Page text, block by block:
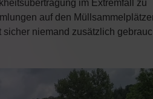
im Extremfall zu
auf den
sicher niemand zusätzlich